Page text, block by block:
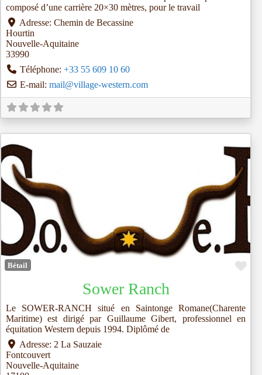
composé d’une carrière 20×30 mètres, pour le travail
Adresse: Chemin de Becassine
Hourtin
Nouvelle-Aquitaine
33990
Téléphone: +33 55 609 10 60
E-mail: mail@village-western.com
Bétail
Sower Ranch
Le SOWER-RANCH situé en Saintonge Romane(Charente
Maritime) est dirigé par Guillaume Gibert, professionnel en
équitation Western depuis 1994. Diplômé de
Adresse: 2 La Sauzaie
Fontcouvert
Nouvelle-Aquitaine